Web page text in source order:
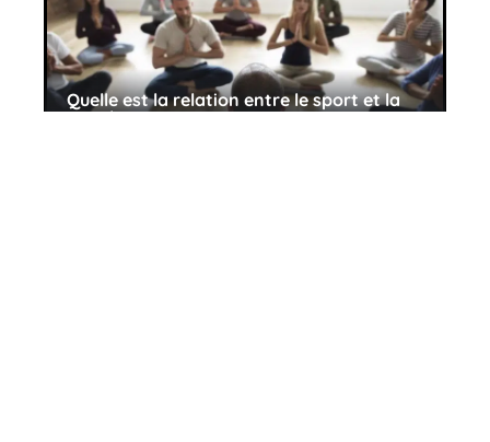
Quelle est la relation entre le sport et la
santé ?